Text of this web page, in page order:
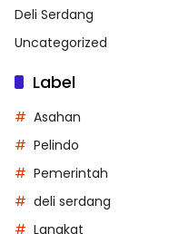
Deli Serdang
Uncategorized
Label
Asahan
Pelindo
Pemerintah
deli serdang
Langkat